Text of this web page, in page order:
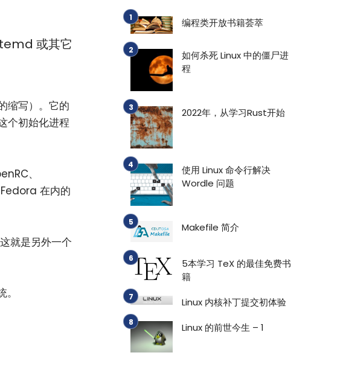
或其它
缩写）。它的
个初始化进程
、
在内的
就是另外一个
编程类开放书籍荟萃
如何杀死 Linux 中的僵尸进
程
2022年，从学习Rust开始
使用 Linux 命令行解决
Wordle 问题
Makefile 简介
5本学习 TeX 的最佳免费书
籍
Linux 内核补丁提交初体验
Linux 的前世今生 – 1